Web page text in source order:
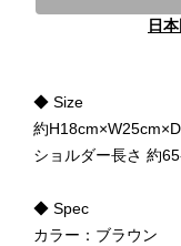
日
◆ Size
約
ショルダー長さ 約
◆ Spec
カラー：ブラウン